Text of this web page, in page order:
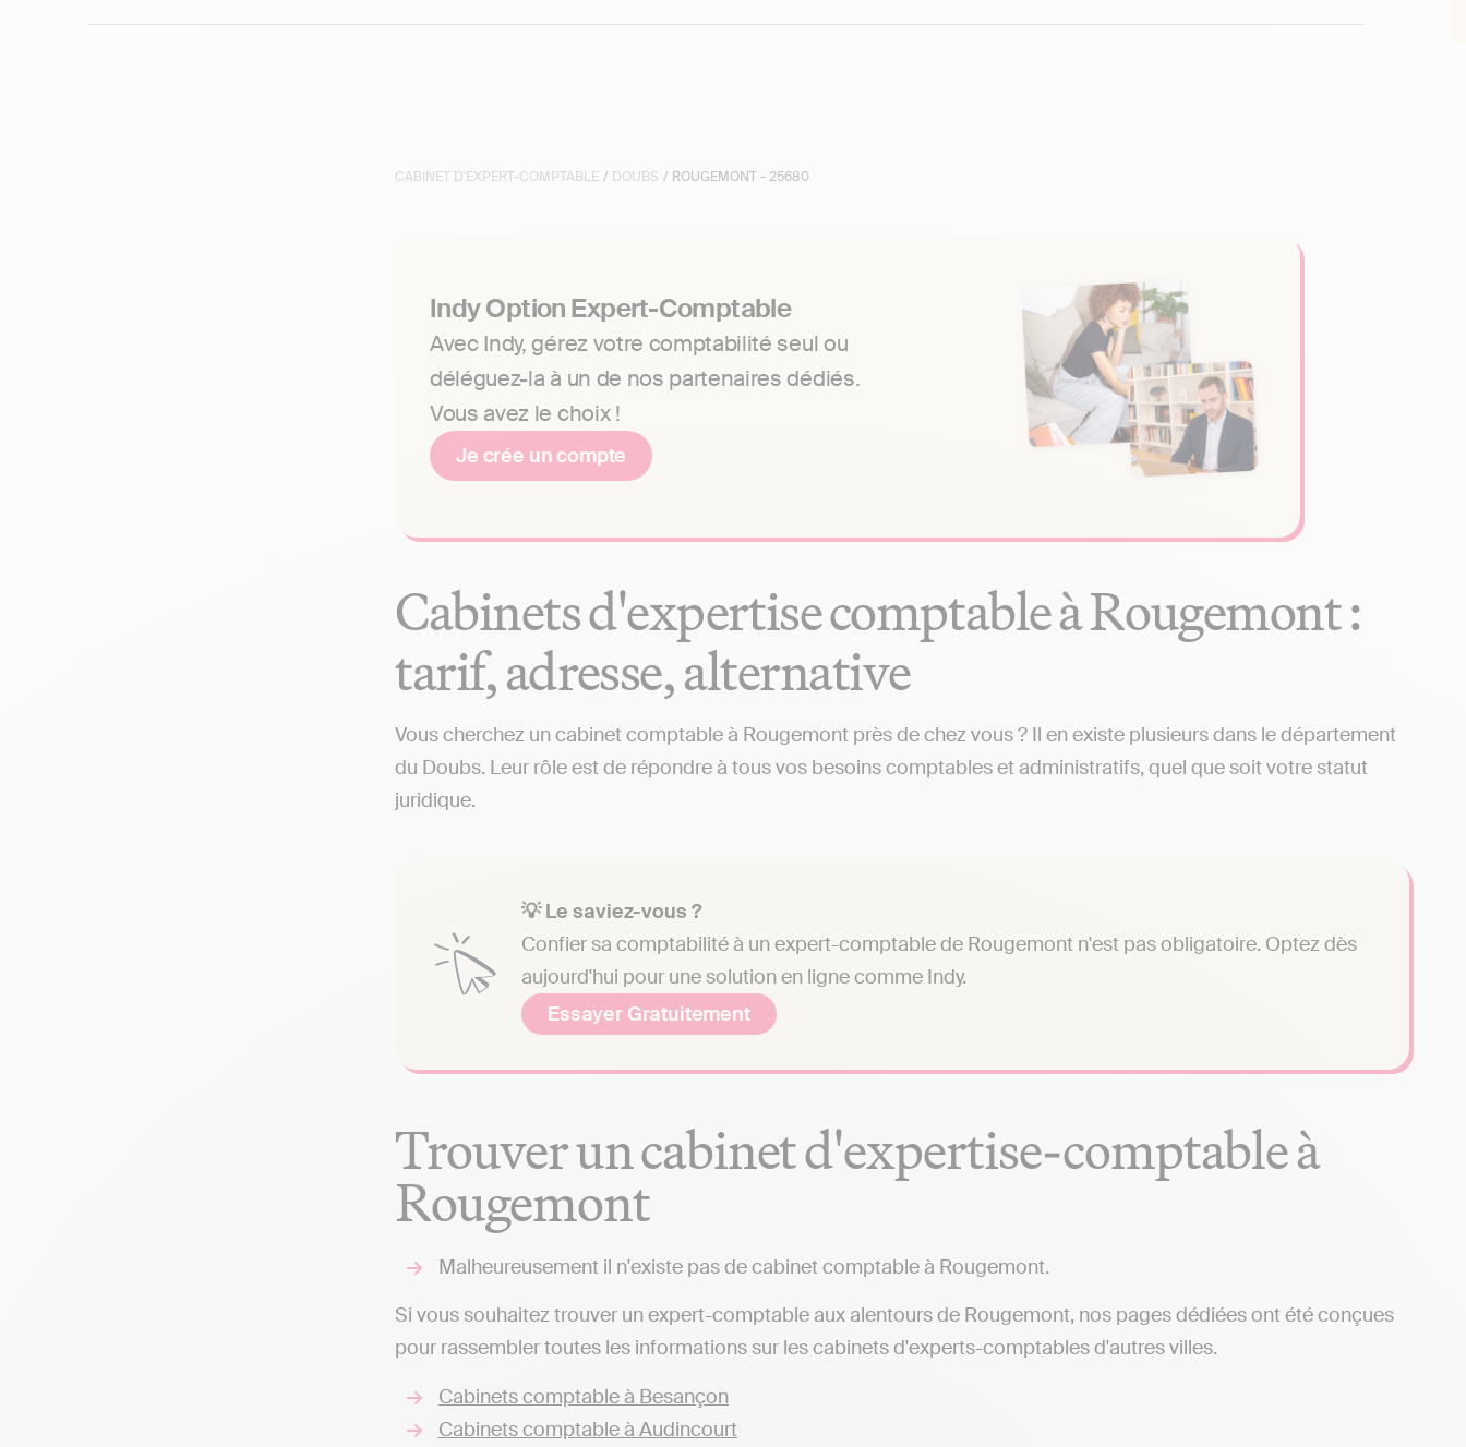
CABINET D'EXPERT-COMPTABLE / DOUBS / ROUGEMONT - 25680
Indy Option Expert-Comptable
Avec Indy, gérez votre comptabilité seul ou
déléguez-la à un de nos partenaires dédiés.
Vous avez le choix !
Je crée un compte
Cabinets d'expertise comptable à Rougemont :
tarif, adresse, alternative
Vous cherchez un cabinet comptable à Rougemont près de chez vous ? Il en existe plusieurs dans le département
du Doubs. Leur rôle est de répondre à tous vos besoins comptables et administratifs, quel que soit votre statut
juridique.
💡 Le saviez-vous ?
Confier sa comptabilité à un expert-comptable de Rougemont n'est pas obligatoire. Optez dès
aujourd'hui pour une solution en ligne comme Indy.
Essayer Gratuitement
Trouver un cabinet d'expertise-comptable à
Rougemont
Malheureusement il n'existe pas de cabinet comptable à Rougemont.
Si vous souhaitez trouver un expert-comptable aux alentours de Rougemont, nos pages dédiées ont été conçues
pour rassembler toutes les informations sur les cabinets d'experts-comptables d'autres villes.
Cabinets comptable à Besançon
Cabinets comptable à Audincourt